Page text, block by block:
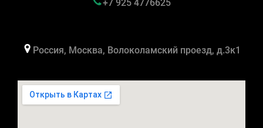
+7 925 4776625
Россия, Москва, Волоколамский проезд, д.3к1